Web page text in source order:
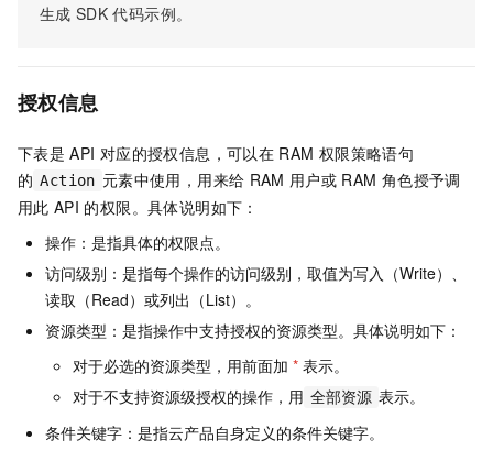
生成 SDK 代码示例。
授权信息
下表是 API 对应的授权信息，可以在 RAM 权限策略语句
的 Action 元素中使用，用来给 RAM 用户或 RAM 角色授予调
用此 API 的权限。具体说明如下：
操作：是指具体的权限点。
访问级别：是指每个操作的访问级别，取值为写入（Write）、
读取（Read）或列出（List）。
资源类型：是指操作中支持授权的资源类型。具体说明如下：
对于必选的资源类型，用前面加 * 表示。
对于不支持资源级授权的操作，用 全部资源 表示。
条件关键字：是指云产品自身定义的条件关键字。